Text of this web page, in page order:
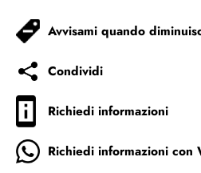
Avvisami quando
Condividi
Richiedi informazioni
Richiedi informazioni con